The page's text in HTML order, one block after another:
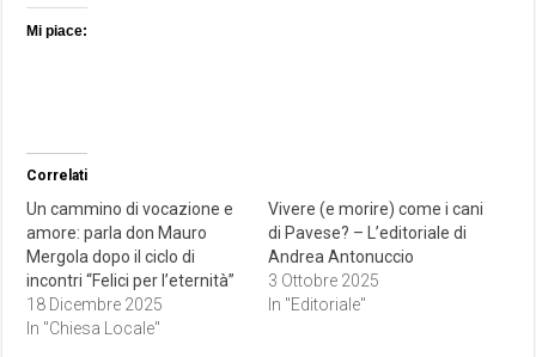
Mi piace:
Correlati
Un cammino di vocazione e
amore: parla don Mauro
Mergola dopo il ciclo di
incontri “Felici per l’eternità”
18 Dicembre 2025
In "Chiesa Locale"
Vivere (e morire) come i cani
di Pavese? – L’editoriale di
Andrea Antonuccio
3 Ottobre 2025
In "Editoriale"